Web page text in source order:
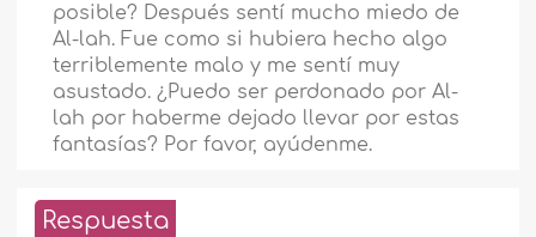
posible? Después sentí mucho miedo de
Al-lah. Fue como si hubiera hecho algo
terriblemente malo y me sentí muy
asustado. ¿Puedo ser perdonado por Al-
lah por haberme dejado llevar por estas
fantasías? Por favor, ayúdenme.
Respuesta